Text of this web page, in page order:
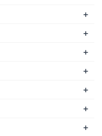
+
+
+
+
+
+
+